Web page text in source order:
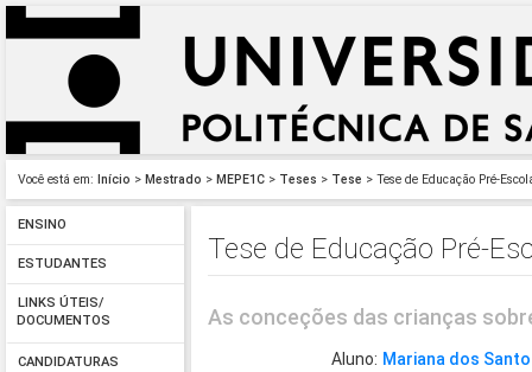
Você está em: Início > Mestrado > MEPE1C > Teses > Tese > Tese de Educação Pré-
ENSINO
ESTUDANTES
LINKS ÚTEIS/
DOCUMENTOS
CANDIDATURAS
Tese de Educação Pré-
As conceções das crianças
Aluno: Mariana dos